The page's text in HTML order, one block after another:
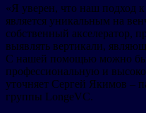
«Я уверен, что наш подход
является уникальным на
собственный акселератор,
выявлять вертикали,
С нашей помощью можно
профессиональную и
уточняет Сергей Якимов –
группы LongeVC.